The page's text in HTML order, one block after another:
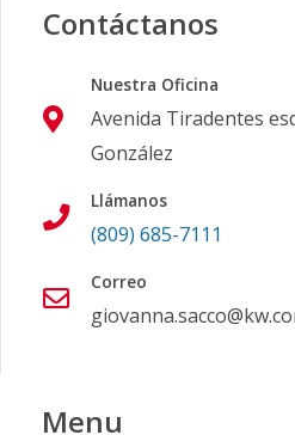
Contáctanos
Nuestra Oficina
Avenida Tiradentes
González
Llámanos
(809) 685-7111
Correo
Menu